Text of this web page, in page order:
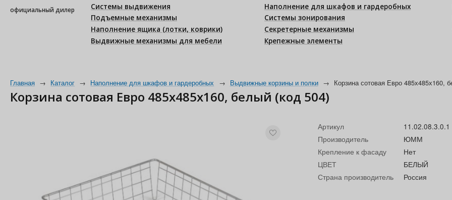
официальный дилер
Системы выдвижения
Подъемные механизмы
Наполнение ящика (лотки, коврики)
Выдвижные механизмы для мебели
Наполнение для шкафов и гардеробных
Системы зонирования
Секретерные механизмы
Крепежные элементы
Главная → Каталог → Наполнение для шкафов и гардеробных → Выдвижные корзины и полки → Корзина сотовая Евро 485х485х160,
Корзина сотовая Евро 485х485х160, белый (код 504)
Артикул
11.02.08.3.0.1
Производитель
ЮММ
Крепление к фасаду
Нет
ЦВЕТ
БЕЛЫЙ
Страна производитель
Россия